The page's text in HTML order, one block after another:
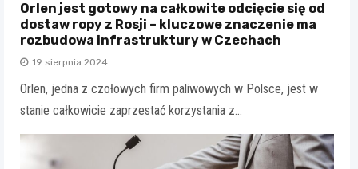
Orlen jest gotowy na całkowite odcięcie się od
dostaw ropy z Rosji – kluczowe znaczenie ma
rozbudowa infrastruktury w Czechach
19 sierpnia 2024
Orlen, jedna z czołowych firm paliwowych w Polsce, jest w
stanie całkowicie zaprzestać korzystania z…